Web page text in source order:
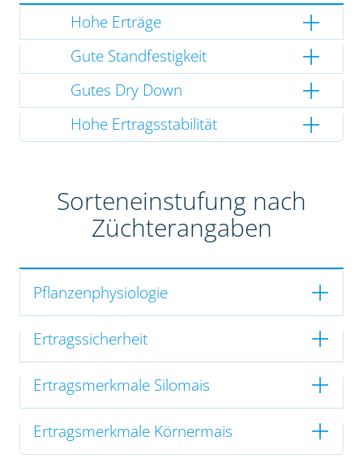
Hohe Erträge
Gute Standfestigkeit
Gutes Dry Down
Hohe Ertragsstabilität
Sorteneinstufung nach
Züchterangaben
Pflanzenphysiologie
Ertragssicherheit
Ertragsmerkmale Silomais
Ertragsmerkmale Körnermais